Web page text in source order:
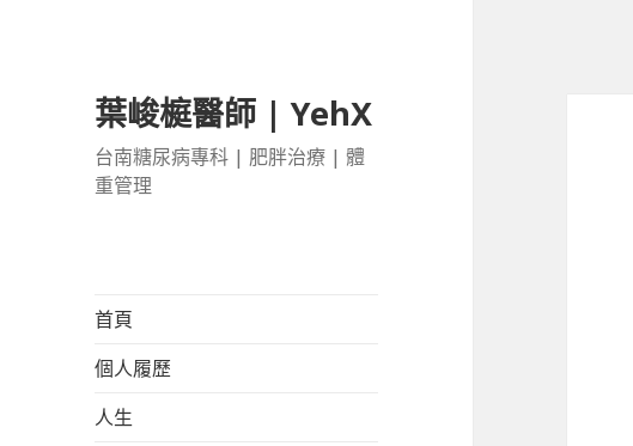
葉峻榳醫師 | YehX
台南糖尿病專科 | 肥胖治療 | 體
重管理
首頁
個人履歷
人生